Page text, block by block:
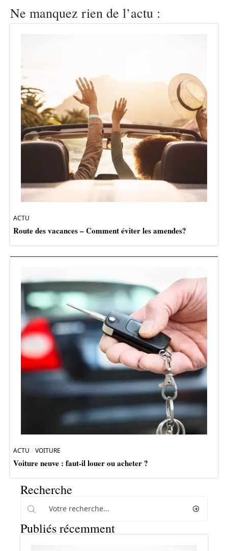
Ne manquez rien de l’actu :
ACTU
Route des vacances – Comment éviter les amendes?
ACTU VOITURE
Voiture neuve : faut-il louer ou acheter ?
Recherche
Publiés récemment